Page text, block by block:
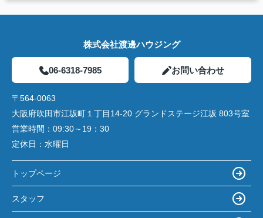
株式会社渡邊ハウジング
06-6318-7985 お問い合わせ
〒564-0063
大阪府吹田市江坂町１丁目14‐20 グランドステージ江坂 803号室
営業時間： 09:30～19：30
定休日： 水曜日
トップページ
スタッフ